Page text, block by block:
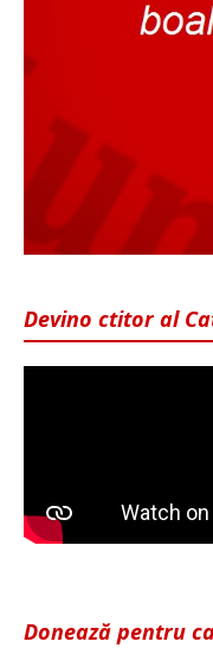
Devino ctitor al
Donează pentru